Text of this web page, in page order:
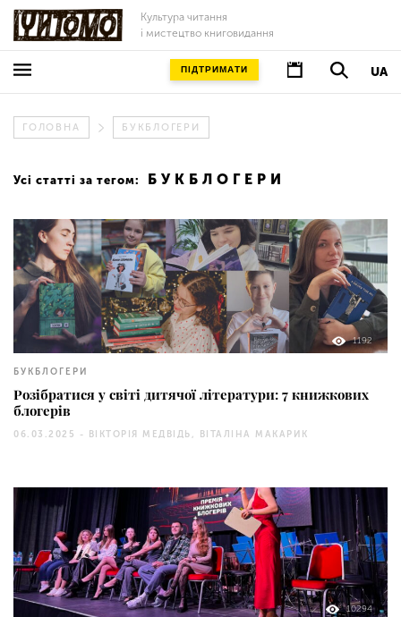
Культура читання
і мистецтво книговидання
UA
ПІДТРИМАТИ
ГОЛОВНА БУКБЛОГЕРИ
Усі статті за тегом: БУКБЛОГЕРИ
1192
БУКБЛОГЕРИ
Розібратися у світі дитячої літератури: 7 книжкових
блогерів
06.03.2025 - ВІКТОРІЯ МЕДВІДЬ, ВІТАЛІНА МАКАРИК
10294